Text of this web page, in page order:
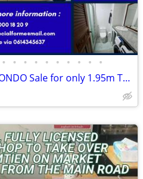
• • • • • • • • • •
45 Sqm Studio JOMTIEN CONDO Sale for only 1.95m THB